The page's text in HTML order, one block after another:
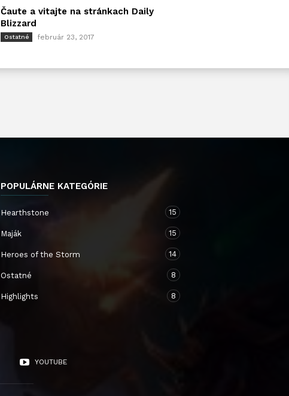
Čaute a vitajte na stránkach Daily
Blizzard
Ostatné február 23, 2017
POPULÁRNE KATEGÓRIE
Hearthstone 15
Maják 15
Heroes of the Storm 14
Ostatné 8
Highlights 8
YOUTUBE